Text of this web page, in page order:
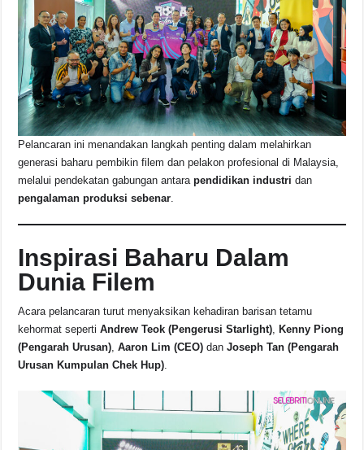
Pelancaran ini menandakan langkah penting dalam melahirkan
generasi baharu pembikin filem dan pelakon profesional di Malaysia,
melalui pendekatan gabungan antarapendidikan industri dan
pengalaman produksi sebenar.
Inspirasi Baharu Dalam
Dunia Filem
Acara pelancaran turut menyaksikan kehadiran barisan tetamu
kehormat sepertiAndrew Teok (Pengerusi Starlight), Kenny Piong
(Pengarah Urusan),Aaron Lim (CEO) danJoseph Tan (Pengarah
Urusan Kumpulan Chek Hup).